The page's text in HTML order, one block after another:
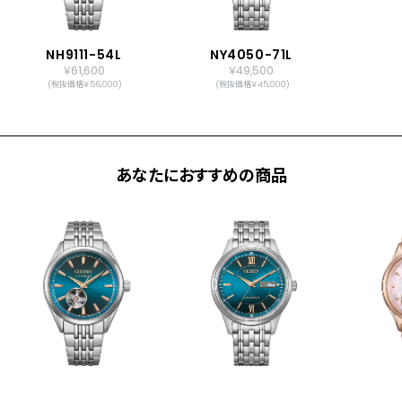
NH9111-54L
￥61,600
(税抜価格￥56,000)
NY4050-71L
￥49,500
(税抜価格￥45,000)
あなたにおすすめの商品